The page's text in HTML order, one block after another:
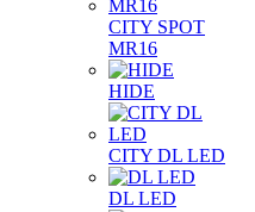
CITY SPOT
MR16
HIDE
CITY DL LED
DL LED